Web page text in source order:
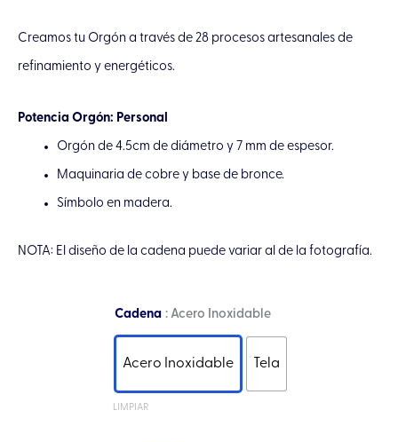
Creamos tu Orgón a través de 28 procesos artesanales de
refinamiento y energéticos.
Potencia Orgón: Personal
Orgón de 4.5cm de diámetro y 7 mm de espesor.
Maquinaria de cobre y base de bronce.
Símbolo en madera.
NOTA: El diseño de la cadena puede variar al de la fotografía.
Cadena : Acero Inoxidable
Acero Inoxidable Tela
LIMPIAR
Collar
Orgón
Flor
la